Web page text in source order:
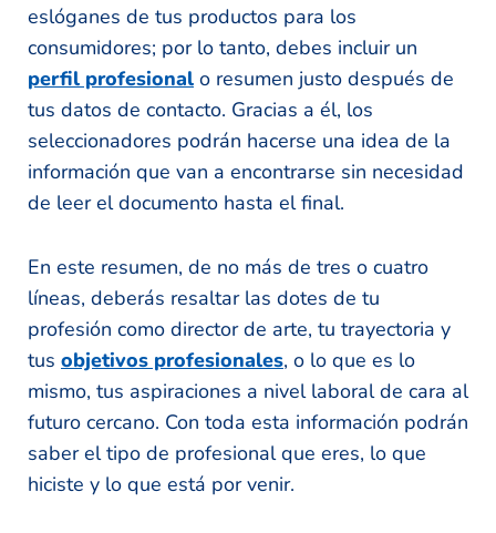
eslóganes de tus productos para los
consumidores; por lo tanto, debes incluir un
perfil profesional o resumen justo después de
tus datos de contacto. Gracias a él, los
seleccionadores podrán hacerse una idea de la
información que van a encontrarse sin necesidad
de leer el documento hasta el final.
En este resumen, de no más de tres o cuatro
líneas, deberás resaltar las dotes de tu
profesión como director de arte, tu trayectoria y
tus objetivos profesionales, o lo que es lo
mismo, tus aspiraciones a nivel laboral de cara al
futuro cercano. Con toda esta información podrán
saber el tipo de profesional que eres, lo que
hiciste y lo que está por venir.